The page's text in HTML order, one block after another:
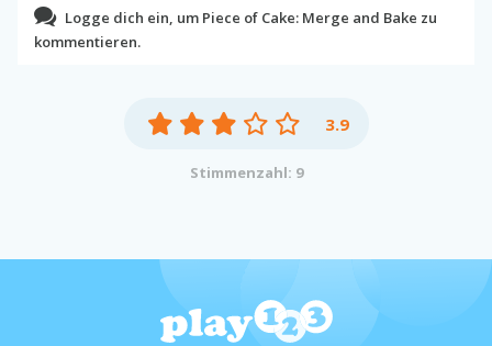
Logge dich ein, um Piece of Cake: Merge and Bake zu
kommentieren.
3.9
Stimmenzahl: 9